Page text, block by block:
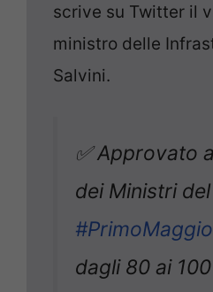
scrive su Twitter il
ministro delle
Salvini.
✅ Approvato
dei Ministri del
#PrimoMaggio
dagli 80 ai